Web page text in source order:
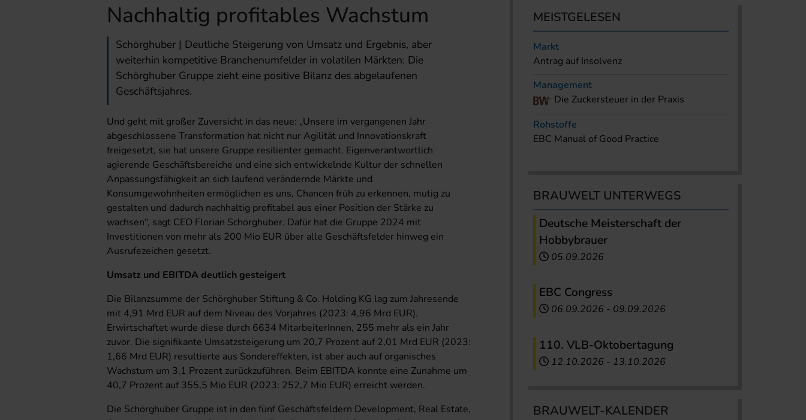
Nachhaltig profitables Wachstum
Schörghuber | Deutliche Steigerung von Umsatz und Ergebnis, aber
weiterhin kompetitive Branchenumfelder in volatilen Märkten: Die
Schörghuber Gruppe zieht eine positive Bilanz des abgelaufenen
Geschäftsjahres.
Und geht mit großer Zuversicht in das neue: „Unsere im vergangenen Jahr
abgeschlossene Transformation hat nicht nur Agilität und Innovationskraft
freigesetzt, sie hat unsere Gruppe resilienter gemacht. Eigenverantwortlich
agierende Geschäftsbereiche und eine sich entwickelnde Kultur der schnellen
Anpassungsfähigkeit an sich laufend verändernde Märkte und
Konsumgewohnheiten ermöglichen es uns, Chancen früh zu erkennen, mutig zu
gestalten und dadurch nachhaltig profitabel aus einer Position der Stärke zu
wachsen“, sagt CEO Florian Schörghuber. Dafür hat die Gruppe 2024 mit
Investitionen von mehr als 200 Mio EUR über alle Geschäftsfelder hinweg ein
Ausrufezeichen gesetzt.
Umsatz und EBITDA deutlich gesteigert
Die Bilanzsumme der Schörghuber Stiftung & Co. Holding KG lag zum Jahresende
mit 4,91 Mrd EUR auf dem Niveau des Vorjahres (2023: 4,96 Mrd EUR).
Erwirtschaftet wurde diese durch 6634 MitarbeiterInnen, 255 mehr als ein Jahr
zuvor. Die signifikante Umsatzsteigerung um 20,7 Prozent auf 2,01 Mrd EUR (2023:
1,66 Mrd EUR) resultierte aus Sondereffekten, ist aber auch auf organisches
Wachstum um 3,1 Prozent zurückzuführen. Beim EBITDA konnte eine Zunahme um
40,7 Prozent auf 355,5 Mio EUR (2023: 252,7 Mio EUR) erreicht werden.
Die Schörghuber Gruppe ist in den fünf Geschäftsfeldern Development, Real Estate,
MEISTGELESEN
Markt
Antrag auf Insolvenz
Management
Die Zuckersteuer in der Praxis
Rohstoffe
EBC Manual of Good Practice
BRAUWELT UNTERWEGS
Deutsche Meisterschaft der
Hobbybrauer
05.09.2026
EBC Congress
06.09.2026 - 09.09.2026
110. VLB-Oktobertagung
12.10.2026 - 13.10.2026
BRAUWELT-KALENDER